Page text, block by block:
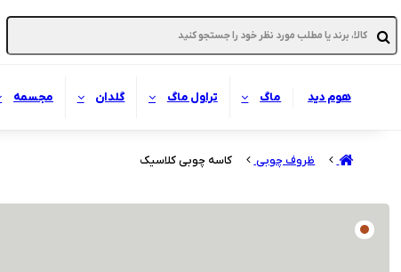
هوم دید ماگ تراول ماگ گلدان مجسمه
ظروف چوبی کاسه چوبی کلاسیک